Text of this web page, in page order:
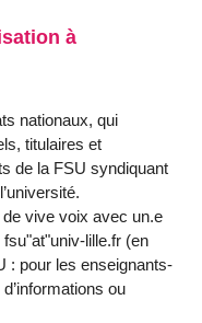
à
nationaux, qui
titulaires et
de la FSU syndiquant
de vive voix avec un.e
lille.fr (en
: pour les enseignants-
ou